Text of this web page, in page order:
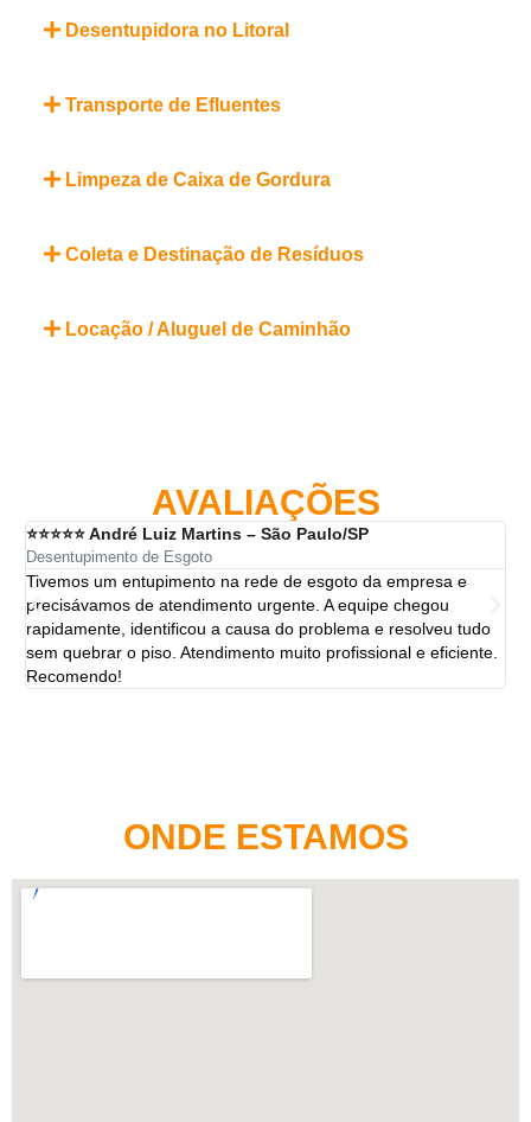
Desentupidora no Litoral
Transporte de Efluentes
Limpeza de Caixa de Gordura
Coleta e Destinação de Resíduos
Locação / Aluguel de Caminhão
AVALIAÇÕES
⭐⭐⭐⭐⭐ André Luiz Martins – São Paulo/SP
Desentupimento de Esgoto
Tivemos um entupimento na rede de esgoto da empresa e
precisávamos de atendimento urgente. A equipe chegou
rapidamente, identificou a causa do problema e resolveu tudo
sem quebrar o piso. Atendimento muito profissional e eficiente.
Recomendo!
ONDE ESTAMOS